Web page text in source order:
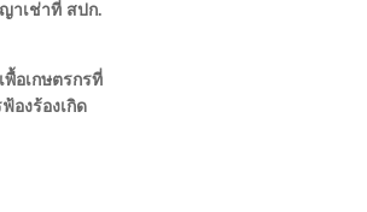
าเช่าที่ สปก.
อเกษตรกรที่
องร้องเกิด